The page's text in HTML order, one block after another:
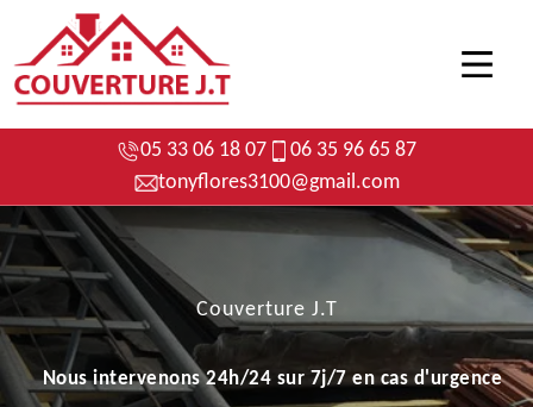
05 33 06 18 07
06 35 96 65 87
tonyflores3100@gmail.com
Couverture J.T
Nous intervenons 24h/24 sur 7j/7 en cas d'urgence